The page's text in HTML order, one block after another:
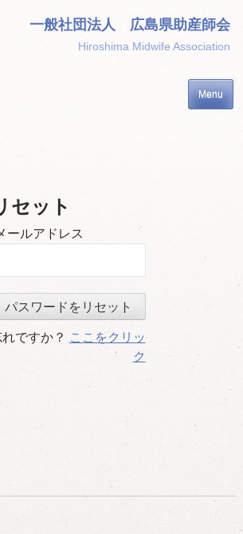
一般社団法人 広島県助産師会
Hiroshima Midwife Association
Menu
セット
ールアドレス
ですか？ ここをクリッ
ク